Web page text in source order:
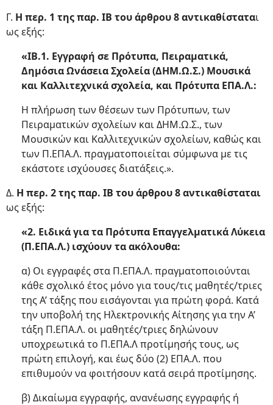
Γ. Η περ. 1 της παρ. ΙΒ του άρθρου 8 αντικαθίσταται
ως εξής:
«ΙΒ.1. Εγγραφή σε Πρότυπα, Πειραματικά,
Δημόσια Ωνάσεια Σχολεία (ΔΗΜ.Ω.Σ.) Μουσικά
και Καλλιτεχνικά σχολεία, και Πρότυπα ΕΠΑ.Λ.:
Η πλήρωση των θέσεων των Πρότυπων, των
Πειραματικών σχολείων και ΔΗΜ.Ω.Σ., των
Μουσικών και Καλλιτεχνικών σχολείων, καθώς και
των Π.ΕΠΑ.Λ. πραγματοποιείται σύμφωνα με τις
εκάστοτε ισχύουσες διατάξεις.».
Δ. Η περ. 2 της παρ. ΙΒ του άρθρου 8 αντικαθίσταται
ως εξής:
«2. Ειδικά για τα Πρότυπα Επαγγελματικά Λύκεια
(Π.ΕΠΑ.Λ.) ισχύουν τα ακόλουθα:
α) Οι εγγραφές στα Π.ΕΠΑ.Λ. πραγματοποιούνται
κάθε σχολικό έτος μόνο για τους/τις μαθητές/τριες
της Α’ τάξης που εισάγονται για πρώτη φορά. Κατά
την υποβολή της Ηλεκτρονικής Αίτησης για την Α’
τάξη Π.ΕΠΑ.Λ. οι μαθητές/τριες δηλώνουν
υποχρεωτικά το Π.ΕΠΑ.Λ προτίμησής τους, ως
πρώτη επιλογή, και έως δύο (2) ΕΠΑ.Λ. που
επιθυμούν να φοιτήσουν κατά σειρά προτίμησης.
β) Δικαίωμα εγγραφής, ανανέωσης εγγραφής ή